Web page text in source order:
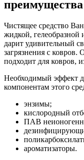
преимущества
Чистящее средство
жидкой,
дарит удивительный
загрязнения с ковров.
подходит для ковров,
Необходимый эффект
компонентам этого
энзимы;
кислородный
ПАВ
ароматизаторы.